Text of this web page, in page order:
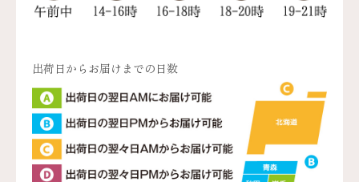
出荷日からお届けまでの日数